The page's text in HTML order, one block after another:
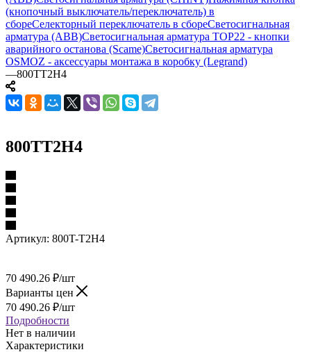
(кнопочный выключатель/переключатель) в
сбореСелекторный переключатель в сбореСветосигнальная
арматура (ABB)Светосигнальная арматура TOP22 - кнопки
аварийного останова (Scame)Светосигнальная арматура
OSMOZ - аксессуары монтажа в коробку (Legrand)
—800TT2H4
800TT2H4
Артикул: 800T-T2H4
70 490.26 ₽/шт
Варианты цен
70 490.26 ₽/шт
Подробности
Нет в наличии
Характеристики